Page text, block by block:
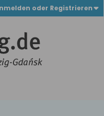
oder Registrieren